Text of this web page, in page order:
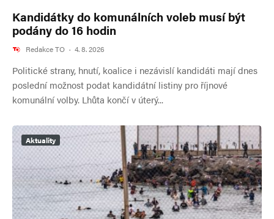
Kandidátky do komunálních voleb musí být
podány do 16 hodin
Redakce TO · 4. 8. 2026
Politické strany, hnutí, koalice i nezávislí kandidáti mají dnes
poslední možnost podat kandidátní listiny pro říjnové
komunální volby. Lhůta končí v úterý...
Aktuality